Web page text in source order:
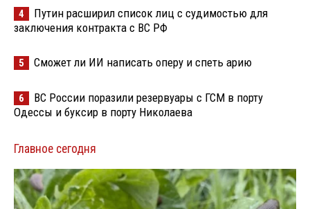
4
Путин расширил список лиц с судимостью для
заключения контракта с ВС РФ
5 Сможет ли ИИ написать оперу и спеть арию
6
ВС России поразили резервуары с ГСМ в порту
Одессы и буксир в порту Николаева
Главное сегодня